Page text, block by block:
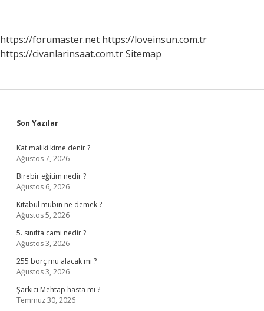
https://forumaster.net https://loveinsun.com.tr
https://civanlarinsaat.com.trSitemap
Sidebar
Son Yazılar
Kat maliki kime denir ?
Ağustos 7, 2026
Birebir eğitim nedir ?
Ağustos 6, 2026
Kitabul mubin ne demek ?
Ağustos 5, 2026
5. sınıfta cami nedir ?
Ağustos 3, 2026
255 borç mu alacak mı ?
Ağustos 3, 2026
Şarkıcı Mehtap hasta mı ?
Temmuz 30, 2026